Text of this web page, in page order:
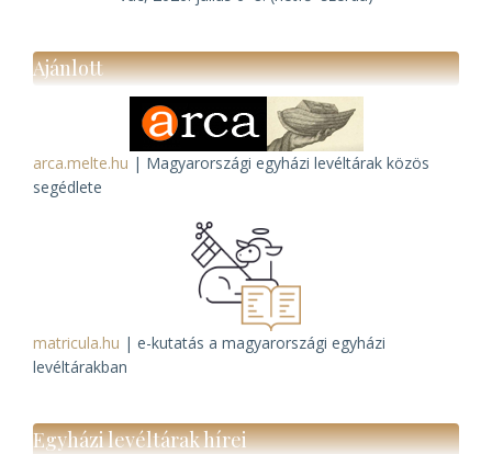
Ajánlott
arca.melte.hu | Magyarországi egyházi levéltárak közös
segédlete
matricula.hu | e-kutatás a magyarországi egyházi
levéltárakban
Egyházi levéltárak hírei